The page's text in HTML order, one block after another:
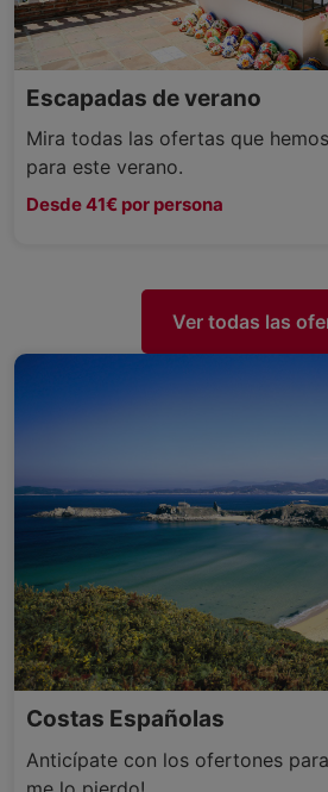
Escapadas de verano
Mira todas las ofertas que
para este verano.
Desde 41€ por persona
Ver todas las
Costas Españolas
Anticípate con los ofertones